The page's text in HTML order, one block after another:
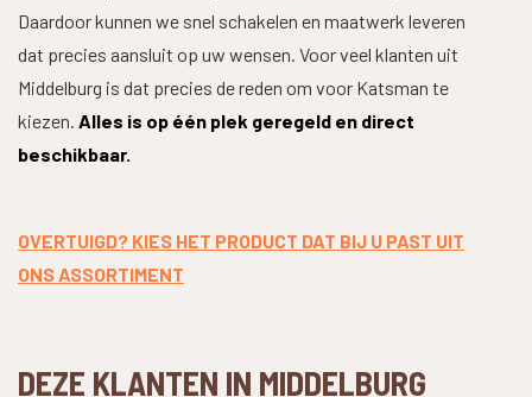
Daardoor kunnen we snel schakelen en maatwerk leveren
dat precies aansluit op uw wensen. Voor veel klanten uit
Middelburg is dat precies de reden om voor Katsman te
kiezen. Alles is op één plek geregeld en direct
beschikbaar.
OVERTUIGD? KIES HET PRODUCT DAT BIJ U PAST UIT
ONS ASSORTIMENT
DEZE KLANTEN IN MIDDELBURG